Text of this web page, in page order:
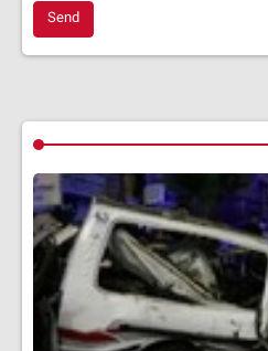
Send